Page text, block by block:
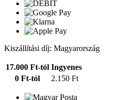
Kiszállítási díj: Magyarország
17.000 Ft-tól Ingyenes
0 Ft-tól
2.150 Ft